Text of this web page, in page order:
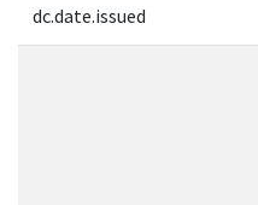
dc.date.issued